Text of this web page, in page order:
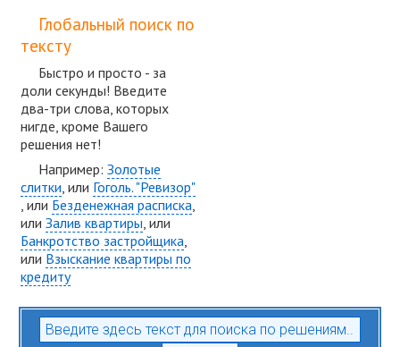
Глобальный поиск по
тексту
Быстро и просто - за
доли секунды! Введите
два-три слова, которых
нигде, кроме Вашего
решения нет!
Например: Золотые
слитки, или Гоголь. "Ревизор"
, или Безденежная расписка,
или Залив квартиры, или
Банкротство застройщика,
или Взыскание квартиры по
кредиту